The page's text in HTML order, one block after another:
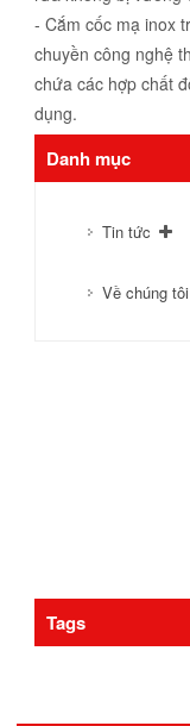
- Cắm cốc mạ inox
chuyền công nghệ
chứa các hợp chất
dụng.
Danh mục
Tin tức
Về chúng tôi
Tags